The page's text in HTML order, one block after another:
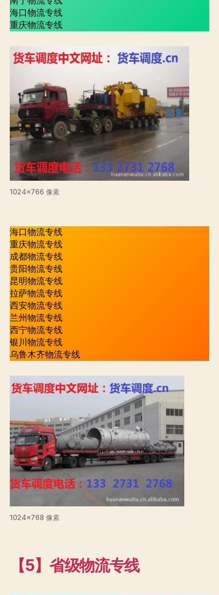
海口物流专线
重庆物流专线
1024×766 像素
海口物流专线
重庆物流专线
成都物流专线
贵阳物流专线
昆明物流专线
拉萨物流专线
西安物流专线
兰州物流专线
西宁物流专线
银川物流专线
乌鲁木齐物流专线
1024×768 像素
【5】省级物流专线